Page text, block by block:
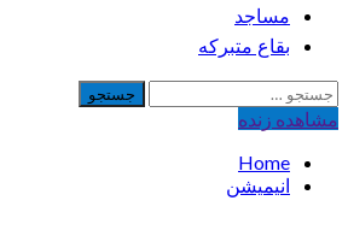
مساجد
بقاع متبرکه
جستجو
برای:
مشاهده‌ زنده
Home
انیمیشن